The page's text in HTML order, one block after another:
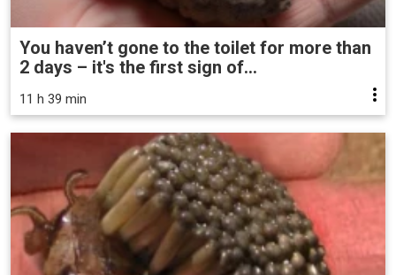
You haven’t gone to the toilet for more than
2 days – it's the first sign of...
11 h 39 min